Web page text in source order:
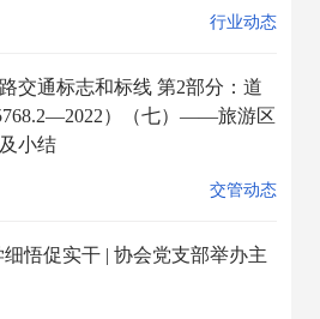
行业动态
交通标志和标线 第2部分：道
）（七）——旅游区
小结
交管动态
悟促实干 | 协会党支部举办主